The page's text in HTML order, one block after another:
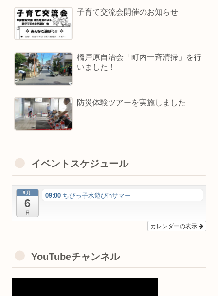
子育て交流会開催のお知らせ
橋戸原自治会「町内一斉清掃」を行
いました！
防災体験ツアーを実施しました
イベントスケジュール
9月
6
日
09:00 ちびっ子水遊びinサマー
カレンダーの表示
YouTubeチャンネル